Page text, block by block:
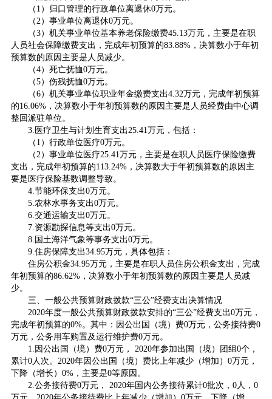
（1）归口管理的行政单位离退休0万元。
（2）事业单位离退休0万元。
（3）机关事业单位基本养老保险缴费45.13万元，主要是在职
人员社会保障缴费支出，完成年初预算的83.88%，决算数小于年初
预算数的原因主要是人员减少。
（4）死亡抚恤0万元。
（5）伤残抚恤0万元。
（6）机关事业单位职业年金缴费支出4.32万元，完成年初预算
的16.06%，决算数小于年初预算数的原因主要是人员经费由中心调
整回派驻单位。
3.医疗卫生与计划生育支出25.41万元，包括：
（1）行政单位医疗0万元。
（2）事业单位医疗25.41万元，主要是在职人员医疗保险缴费
支出，完成年初预算的113.24%，决算数大于年初预算数的原因主
要是医疗保险基数调整导致。
4.节能环保支出0万元。
5.农林水事务支出0万元。
6.交通运输支出0万元。
7.资源勘探信息等支出0万元。
8.国土海洋气象等事务支出0万元。
9.住房保障支出34.95万元，具体包括：
住房公积金34.95万元，主要是在职人员住房公积金支出，完成
年初预算的86.62%，决算数小于年初预算数的原因主要是人员减
少。
三、一般公共预算财政拨款“三公”经费支出决算情况
2020年度一般公共预算财政拨款安排的“三公”经费支出0万元，
完成年初预算的0%。其中：因公出国（境）费0万元，公务接待费0
万元，公务用车购置及运行维护费0万元。
1.因公出国（境）费0万元， 2020年参加出国（境）团组0个，
累计0人次。2020年因公出国（境）费比上年减少（增加）0万元，
下降（增长）0%，主要是0等原因。
2.公务接待费0万元， 2020年国内公务接待累计0批次，0人，0